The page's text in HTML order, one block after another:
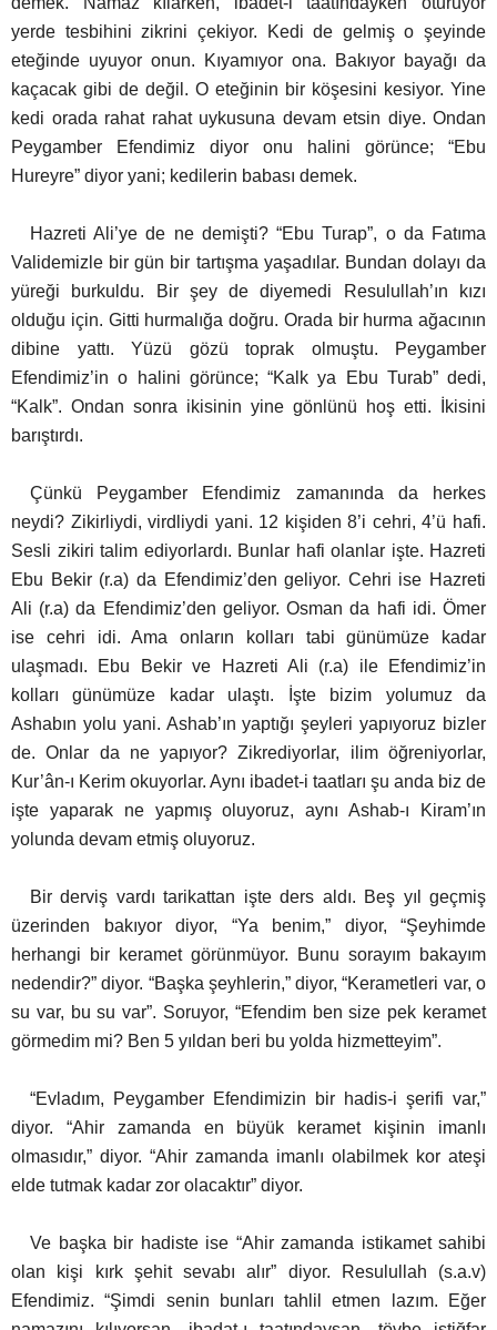
yerde tesbihini zikrini çekiyor. Kedi de gelmiş o şeyinde
eteğinde uyuyor onun. Kıyamıyor ona. Bakıyor bayağı da
kaçacak gibi de değil. O eteğinin bir köşesini kesiyor. Yine
kedi orada rahat rahat uykusuna devam etsin diye. Ondan
Peygamber Efendimiz diyor onu halini görünce; “Ebu
Hureyre” diyor yani; kedilerin babası demek.
Hazreti Ali’ye de ne demişti? “Ebu Turap”, o da Fatıma
Validemizle bir gün bir tartışma yaşadılar. Bundan dolayı da
yüreği burkuldu. Bir şey de diyemedi Resulullah’ın kızı
olduğu için. Gitti hurmalığa doğru. Orada bir hurma ağacının
dibine yattı. Yüzü gözü toprak olmuştu. Peygamber
Efendimiz’in o halini görünce; “Kalk ya Ebu Turab” dedi,
“Kalk”. Ondan sonra ikisinin yine gönlünü hoş etti. İkisini
barıştırdı.
Çünkü Peygamber Efendimiz zamanında da herkes
neydi? Zikirliydi, virdliydi yani. 12 kişiden 8’i cehri, 4’ü hafi.
Sesli zikiri talim ediyorlardı. Bunlar hafi olanlar işte. Hazreti
Ebu Bekir (r.a) da Efendimiz’den geliyor. Cehri ise Hazreti
Ali (r.a) da Efendimiz’den geliyor. Osman da hafi idi. Ömer
ise cehri idi. Ama onların kolları tabi günümüze kadar
ulaşmadı. Ebu Bekir ve Hazreti Ali (r.a) ile Efendimiz’in
kolları günümüze kadar ulaştı. İşte bizim yolumuz da
Ashabın yolu yani. Ashab’ın yaptığı şeyleri yapıyoruz bizler
de.Onlar da ne yapıyor? Zikrediyorlar, ilim öğreniyorlar,
Kur’ân-ı Kerim okuyorlar. Aynı ibadet-i taatları şu anda biz de
işte yaparak ne yapmış oluyoruz, aynı Ashab-ı Kiram’ın
yolunda devam etmiş oluyoruz.
Bir derviş vardı tarikattan işte ders aldı. Beş yıl geçmiş
üzerinden bakıyor diyor, “Ya benim,” diyor, “Şeyhimde
herhangi bir keramet görünmüyor. Bunu sorayım bakayım
nedendir?” diyor. “Başka şeyhlerin,” diyor, “Kerametleri var, o
su var, bu su var”. Soruyor, “Efendim ben size pek keramet
görmedim mi? Ben 5 yıldan beri bu yolda hizmetteyim”.
“Evladım, Peygamber Efendimizin bir hadis-i şerifi var,”
diyor. “Ahir zamanda en büyük keramet kişinin imanlı
olmasıdır,” diyor. “Ahir zamanda imanlı olabilmek kor ateşi
elde tutmak kadar zor olacaktır” diyor.
Ve başka bir hadiste ise “Ahir zamanda istikamet sahibi
olan kişi kırk şehit sevabı alır” diyor. Resulullah (s.a.v)
Efendimiz. “Şimdi senin bunları tahlil etmen lazım. Eğer